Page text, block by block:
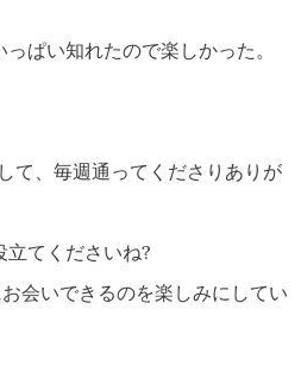
ぱい知れたので楽しかった。
て、毎週通ってくださりありが
てくださいね?
会いできるのを楽しみにしてい